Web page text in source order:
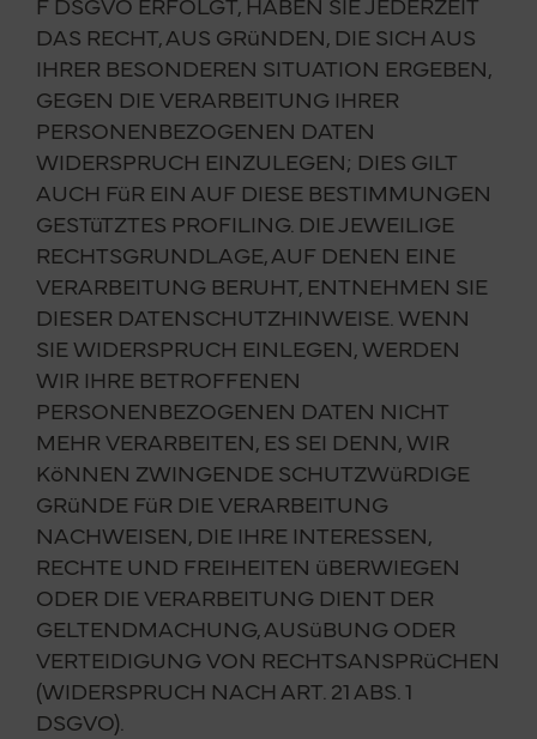
DAS RECHT, AUS GRüNDEN, DIE SICH AUS
IHRER BESONDEREN SITUATION ERGEBEN,
GEGEN DIE VERARBEITUNG IHRER
PERSONENBEZOGENEN DATEN
WIDERSPRUCH EINZULEGEN; DIES GILT
AUCH FüR EIN AUF DIESE BESTIMMUNGEN
GESTüTZTES PROFILING. DIE JEWEILIGE
RECHTSGRUNDLAGE, AUF DENEN EINE
VERARBEITUNG BERUHT, ENTNEHMEN SIE
DIESER DATENSCHUTZHINWEISE. WENN
SIE WIDERSPRUCH EINLEGEN, WERDEN
WIR IHRE BETROFFENEN
PERSONENBEZOGENEN DATEN NICHT
MEHR VERARBEITEN, ES SEI DENN, WIR
KöNNEN ZWINGENDE SCHUTZWüRDIGE
GRüNDE FüR DIE VERARBEITUNG
NACHWEISEN, DIE IHRE INTERESSEN,
RECHTE UND FREIHEITEN üBERWIEGEN
ODER DIE VERARBEITUNG DIENT DER
GELTENDMACHUNG, AUSüBUNG ODER
VERTEIDIGUNG VON RECHTSANSPRüCHEN
(WIDERSPRUCH NACH ART. 21 ABS. 1
DSGVO).